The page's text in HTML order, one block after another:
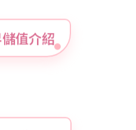
值介紹